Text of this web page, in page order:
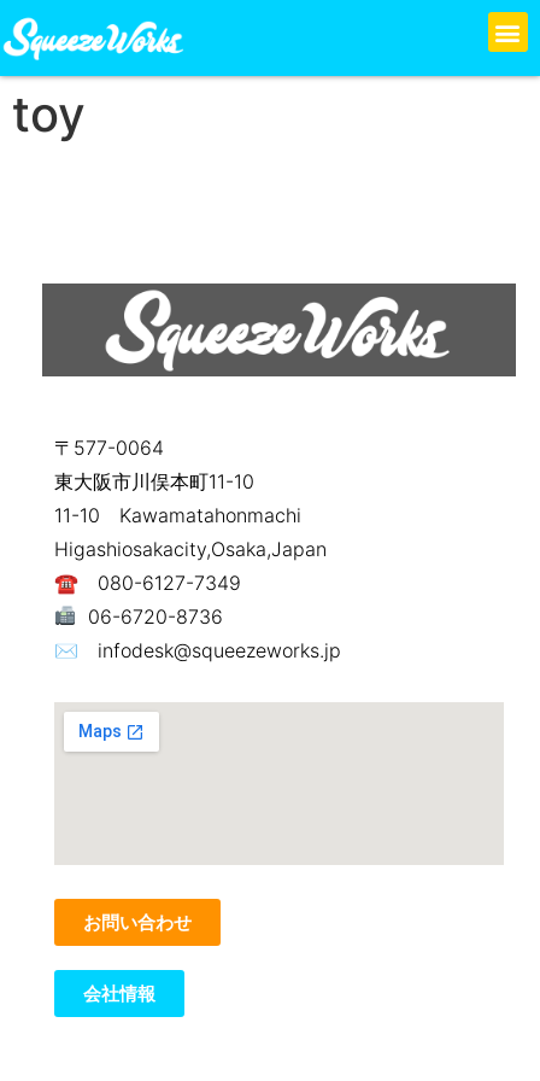
toy
〒577-0064
東大阪市川俣本町11-10
11-10 Kawamatahonmachi
Higashiosakacity,Osaka,Japan
☎ 080-6127-7349
06-6720-8736
✉ infodesk@squeezeworks.jp
お問い合わせ
会社情報